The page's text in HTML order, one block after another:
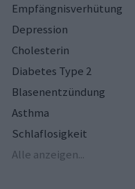
Empfängnisverhütung
Depression
Cholesterin
Diabetes Type 2
Blasenentzündung
Asthma
Schlaflosigkeit
Alle anzeigen...